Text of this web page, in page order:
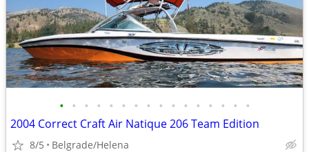
• • • • • • • • • • • • • • • •
2004 Correct Craft Air Natique 206 Team Edition
8/5 Belgrade/Helena